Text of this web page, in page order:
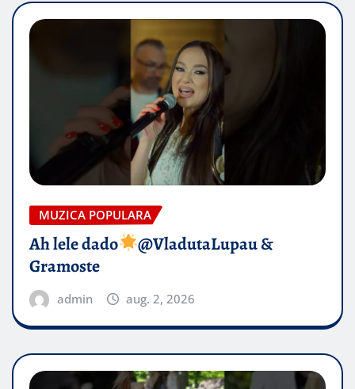
MUZICA POPULARA
Ah lele dado​
@VladutaLupau &
Gramoste
admin aug. 2, 2026